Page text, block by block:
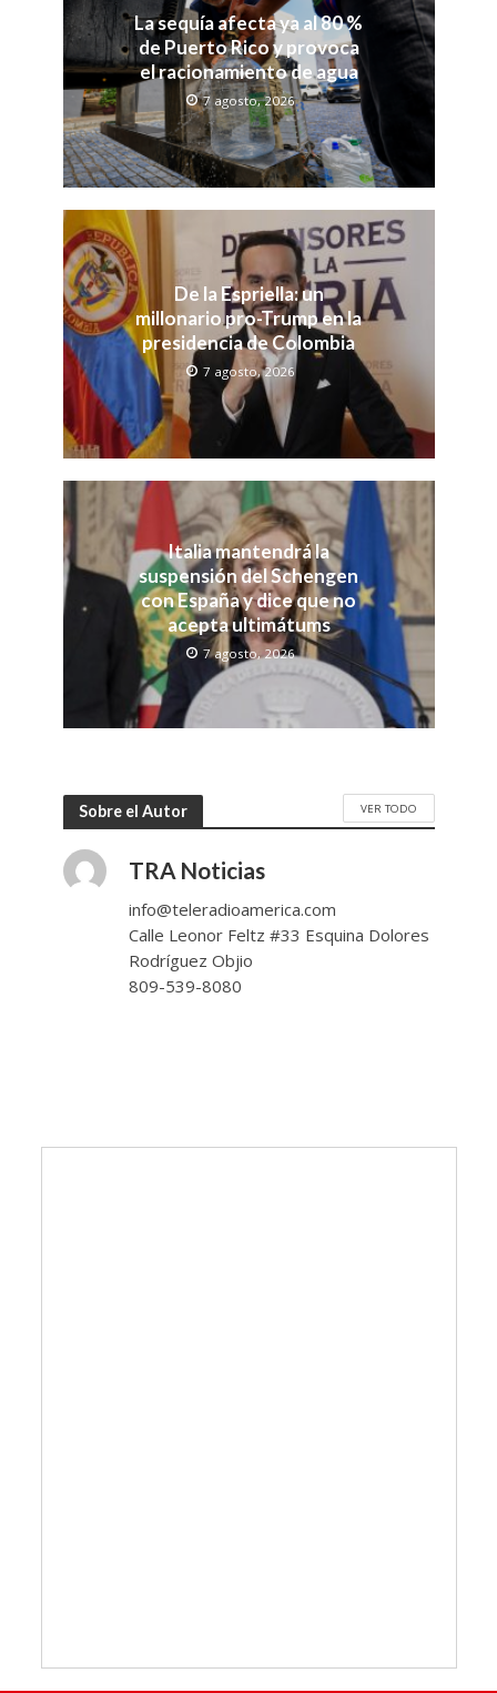
La sequía afecta ya al 80 %
de Puerto Rico y provoca
el racionamiento de agua
7 agosto, 2026
De la Espriella: un
millonario pro-Trump en la
presidencia de Colombia
7 agosto, 2026
Italia mantendrá la
suspensión del Schengen
con España y dice que no
acepta ultimátums
7 agosto, 2026
Sobre el Autor VER TODO
TRA Noticias
info@teleradioamerica.com
Calle Leonor Feltz #33 Esquina Dolores
Rodríguez Objio
809-539-8080